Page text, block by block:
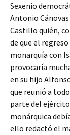
Sexenio
Antonio
Castillo quién,
de que el regreso
monarquía con
provocaría
en su hijo
que reunió a
parte del
monárquica
ello redactó el